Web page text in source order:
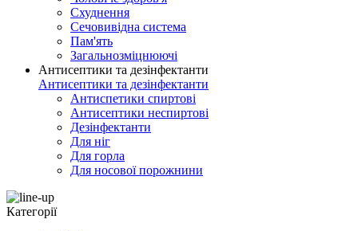
Схуднення
Сечовивідна система
Пам'ять
Загальнозміцнюючі
Антисептики та дезінфектанти
Антисептики та дезінфектанти
Антиспетики спиртові
Антисептики неспиртові
Дезінфектанти
Для ніг
Для горла
Для носової порожнини
Категорії